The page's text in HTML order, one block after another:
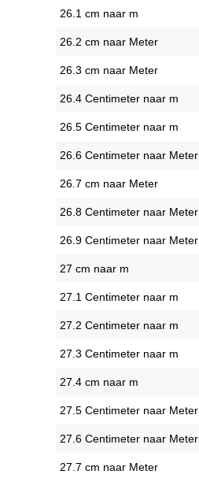
26.1 cm naar m
26.2 cm naar Meter
26.3 cm naar Meter
26.4 Centimeter naar m
26.5 Centimeter naar m
26.6 Centimeter naar Meter
26.7 cm naar Meter
26.8 Centimeter naar Meter
26.9 Centimeter naar Meter
27 cm naar m
27.1 Centimeter naar m
27.2 Centimeter naar m
27.3 Centimeter naar m
27.4 cm naar m
27.5 Centimeter naar Meter
27.6 Centimeter naar Meter
27.7 cm naar Meter